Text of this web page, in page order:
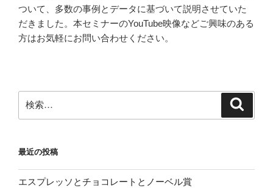
ついて、多数の事例とデータに基づいて説明させていた
だきました。本セミナーのYouTube映像などご興味のある
方はお気軽にお問い合わせください。
索:
最近の投稿
エスプレッソとチョコレートとノーベル賞